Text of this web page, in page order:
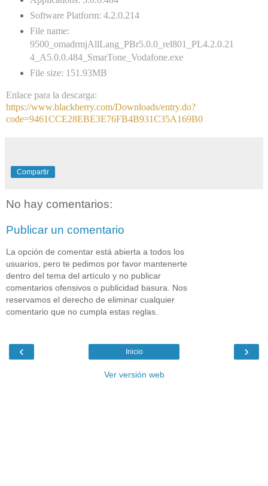
Software Platform: 4.2.0.214
File name:
9500_omadrmjAllLang_PBr5.0.0_rel801_PL4.2.0.21
4_A5.0.0.484_SmarTone_Vodafone.exe
File size: 151.93MB
Enlace para la descarga:
https://www.blackberry.com/Downloads/entry.do?
code=9461CCE28EBE3E76FB4B931C35A169B0
Compartir
No hay comentarios:
Publicar un comentario
La opción de comentar está abierta a todos los
usuarios, pero te pedimos por favor mantenerte
dentro del tema del artículo y no publicar
comentarios ofensivos o publicidad basura. Nos
reservamos el derecho de eliminar cualquier
comentario que no cumpla estas reglas.
‹ ›
Inicio
Ver versión web